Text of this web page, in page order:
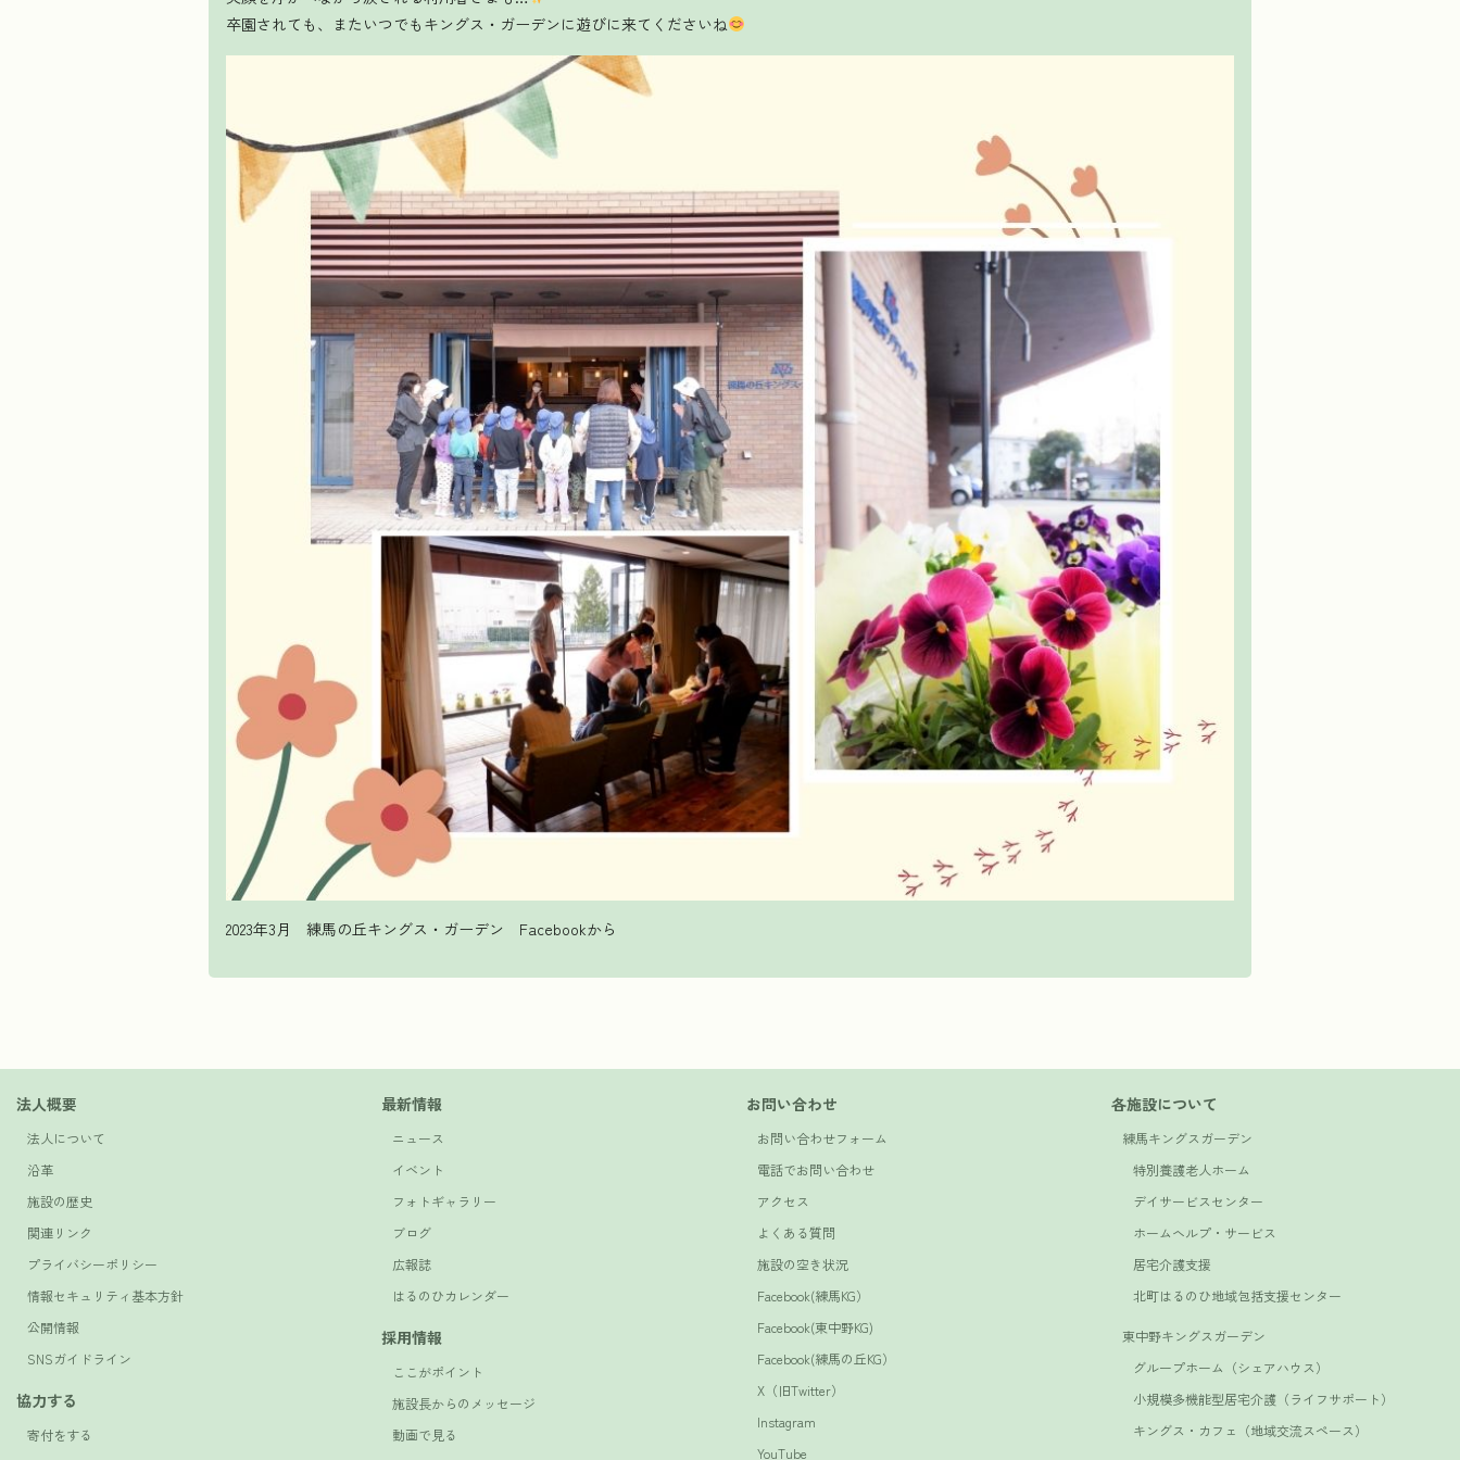
卒園されても、またいつでもキングス・ガーデンに遊びに来てくださいね
2023年3月 練馬の丘キングス・ガーデン Facebookから
法人概要
法人について
沿革
施設の歴史
関連リンク
プライバシーポリシー
情報セキュリティ基本方針
公開情報
SNSガイドライン
協力する
寄付をする
最新情報
ニュース
イベント
フォトギャラリー
ブログ
広報誌
はるのひカレンダー
採用情報
ここがポイント
施設長からのメッセージ
動画で見る
お問い合わせ
お問い合わせフォーム
電話でお問い合わせ
アクセス
よくある質問
施設の空き状況
Facebook(練馬KG）
Facebook(東中野KG)
Facebook(練馬の丘KG）
X（旧Twitter）
Instagram
YouTube
各施設について
練馬キングスガーデン
特別養護老人ホーム
デイサービスセンター
ホームヘルプ・サービス
居宅介護支援
北町はるのひ地域包括支援センター
東中野キングスガーデン
グループホーム（シェアハウス）
小規模多機能型居宅介護（ライフサポート）
キングス・カフェ（地域交流スペース）